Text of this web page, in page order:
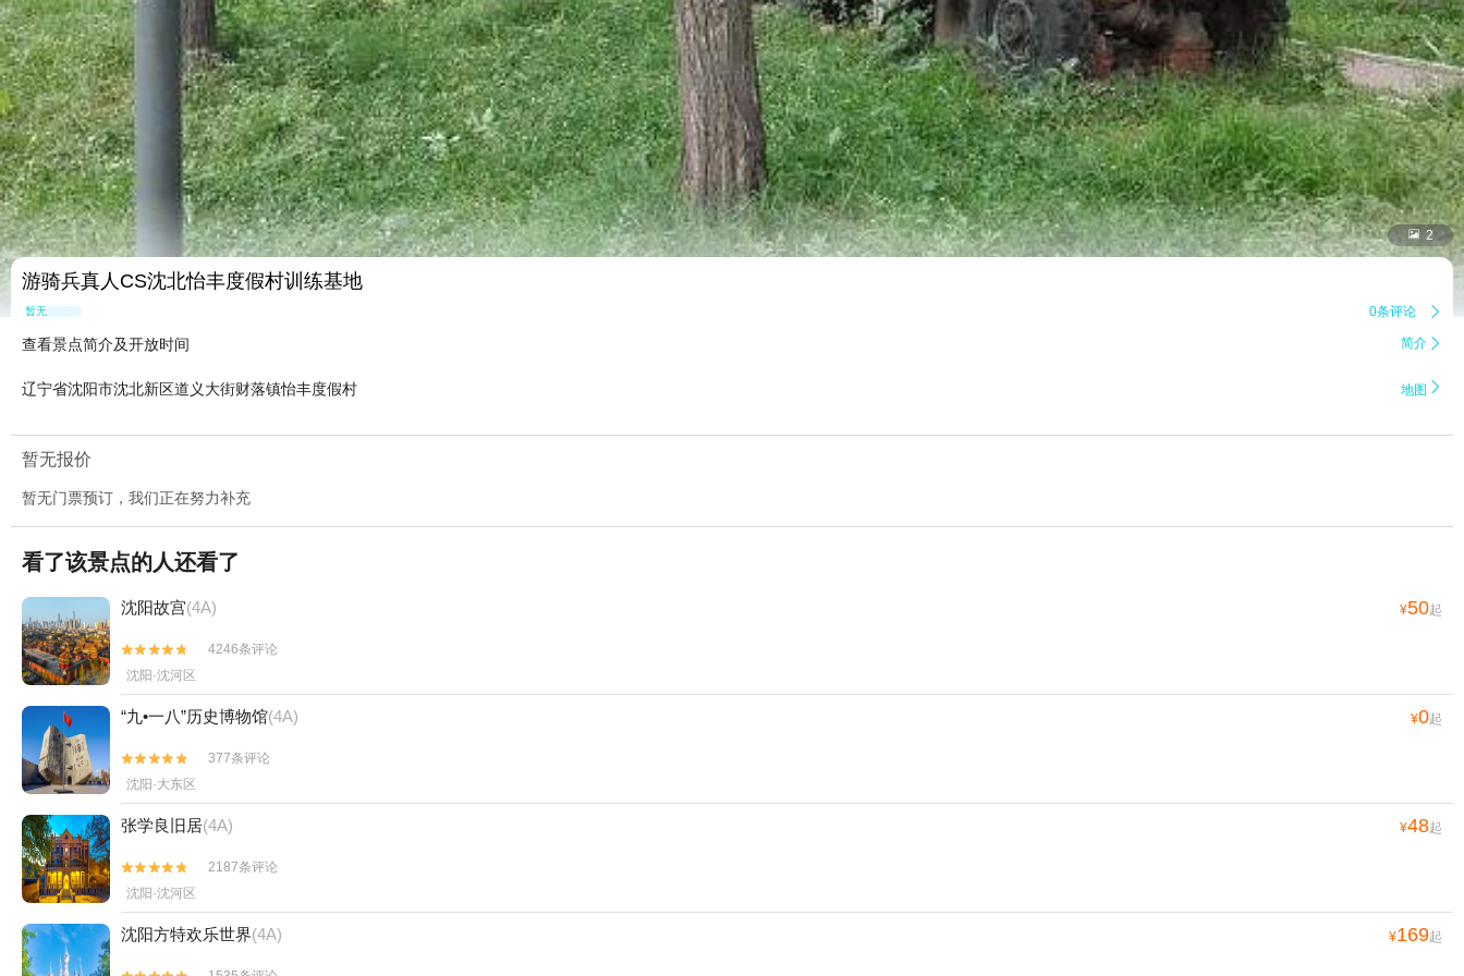
 2
游骑兵真人CS沈北怡丰度假村训练基地
暂无点评 0条评论 
查看景点简介及开放时间 简介 
辽宁省沈阳市沈北新区道义大街财落镇怡丰度假村 地图 
暂无报价
暂无门票预订，我们正在努力补充
看了该景点的人还看了
沈阳故宫(4A) ¥50起


4246条评论
沈阳·沈河区
“九•一八”历史博物馆(4A) ¥0起


377条评论
沈阳·大东区
张学良旧居(4A) ¥48起


2187条评论
沈阳·沈河区
沈阳方特欢乐世界(4A) ¥169起